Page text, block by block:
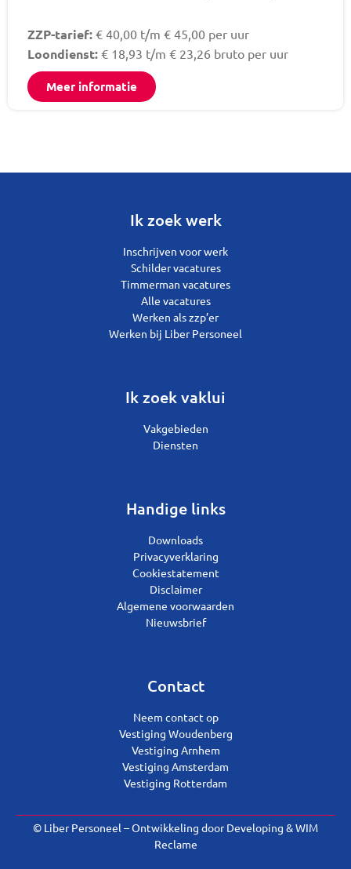
ZZP-tarief: € 40,00 t/m € 45,00 per uur
Loondienst: € 18,93 t/m € 23,26 bruto per uur
Meer informatie
Ik zoek werk
Inschrijven voor werk
Schilder vacatures
Timmerman vacatures
Alle vacatures
Werken als zzp’er
Werken bij Liber Personeel
Ik zoek vaklui
Vakgebieden
Diensten
Handige links
Downloads
Privacyverklaring
Cookiestatement
Disclaimer
Algemene voorwaarden
Nieuwsbrief
Contact
Neem contact op
Vestiging Woudenberg
Vestiging Arnhem
Vestiging Amsterdam
Vestiging Rotterdam
© Liber Personeel – Ontwikkeling doorDeveloping &WIM
Reclame